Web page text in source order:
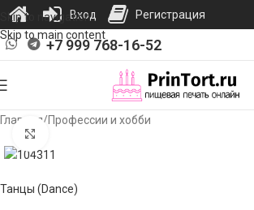
Skip to navigation
Skip to main content
+7 999 768-16-52
Главная/Профессии и хобби
Танцы (Dance)
Вход Регистрация